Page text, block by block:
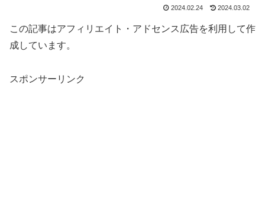
2024.02.24 2024.03.02
この記事はアフィリエイト・アドセンス広告を利用して作
成しています。
スポンサーリンク